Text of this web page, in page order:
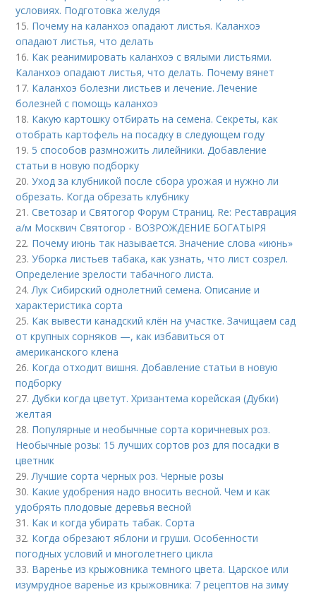
условиях. Подготовка желудя
15. Почему на каланхоэ опадают листья. Каланхоэ
опадают листья, что делать
16. Как реанимировать каланхоэ с вялыми листьями.
Каланхоэ опадают листья, что делать. Почему вянет
17. Каланхоэ болезни листьев и лечение. Лечение
болезней с помощь каланхоэ
18. Какую картошку отбирать на семена. Секреты, как
отобрать картофель на посадку в следующем году
19. 5 способов размножить лилейники. Добавление
статьи в новую подборку
20.Уход за клубникой после сбора урожая и нужно ли
обрезать. Когда обрезать клубнику
21.Светозар и Святогор Форум Страниц. Re: Реставрация
а/м Москвич Святогор - ВОЗРОЖДЕНИЕ БОГАТЫРЯ
22. Почему июнь так называется. Значение слова «июнь»
23.Уборка листьев табака, как узнать, что лист созрел.
Определение зрелости табачного листа.
24.Лук Сибирский однолетний семена. Описание и
характеристика сорта
25. Как вывести канадский клён на участке. Зачищаем сад
от крупных сорняков —, как избавиться от
американского клена
26. Когда отходит вишня. Добавление статьи в новую
подборку
27.Дубки когда цветут. Хризантема корейская (Дубки)
желтая
28. Популярные и необычные сорта коричневых роз.
Необычные розы: 15 лучших сортов роз для посадки в
цветник
29.Лучшие сорта черных роз. Черные розы
30. Какие удобрения надо вносить весной. Чем и как
удобрять плодовые деревья весной
31. Как и когда убирать табак. Сорта
32. Когда обрезают яблони и груши. Особенности
погодных условий и многолетнего цикла
33. Варенье из крыжовника темного цвета. Царское или
изумрудное варенье из крыжовника: 7 рецептов на зиму